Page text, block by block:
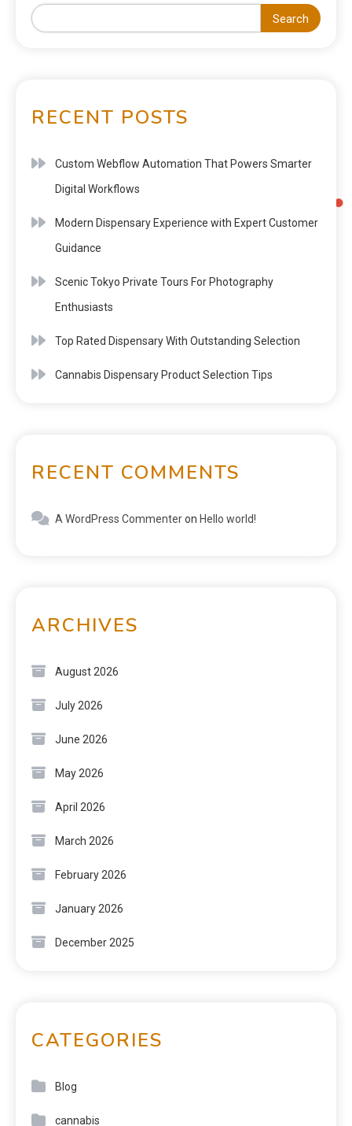
Search
RECENT POSTS
Custom Webflow Automation That Powers Smarter
Digital Workflows
Modern Dispensary Experience with Expert Customer
Guidance
Scenic Tokyo Private Tours For Photography
Enthusiasts
Top Rated Dispensary With Outstanding Selection
Cannabis Dispensary Product Selection Tips
RECENT COMMENTS
A WordPress Commenteron Hello world!
ARCHIVES
August 2026
July 2026
June 2026
May 2026
April 2026
March 2026
February 2026
January 2026
December 2025
CATEGORIES
Blog
cannabis